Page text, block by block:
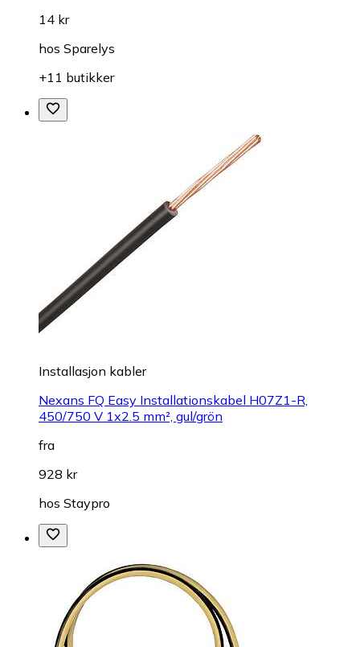
14 kr
hos Sparelys
+11 butikker
Installasjon kabler
Nexans FQ Easy Installationskabel H07Z1-R,
450/750 V 1x2.5 mm², gul/grön
fra
928 kr
hos Staypro